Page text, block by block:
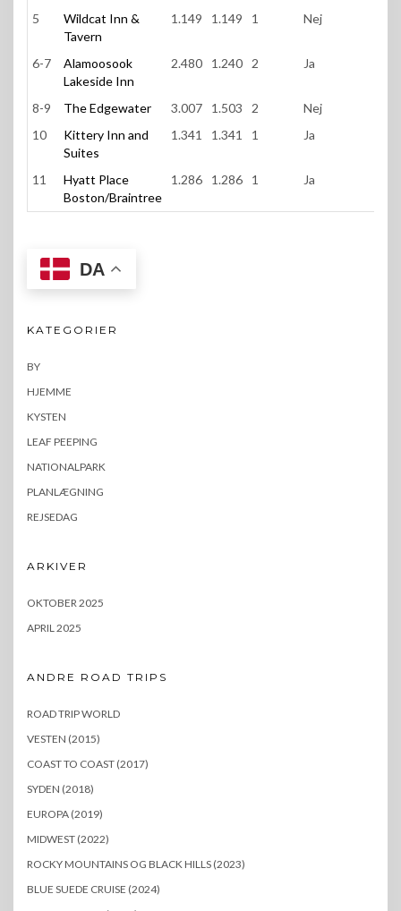
5
Wildcat Inn &
Tavern
1.149 1.149 1 Nej
6-7
Alamoosook
Lakeside Inn
2.480 1.240 2 Ja
8-9 The Edgewater 3.007 1.503 2 Nej
10
Kittery Inn and
Suites
1.341 1.341 1 Ja
11
Hyatt Place
Boston/Braintree
1.286 1.286 1 Ja
DA
KATEGORIER
BY
HJEMME
KYSTEN
LEAF PEEPING
NATIONALPARK
PLANLÆGNING
REJSEDAG
ARKIVER
OKTOBER 2025
APRIL 2025
ANDRE ROAD TRIPS
ROAD TRIP WORLD
VESTEN (2015)
COAST TO COAST (2017)
SYDEN (2018)
EUROPA (2019)
MIDWEST (2022)
ROCKY MOUNTAINS OG BLACK HILLS (2023)
BLUE SUEDE CRUISE (2024)